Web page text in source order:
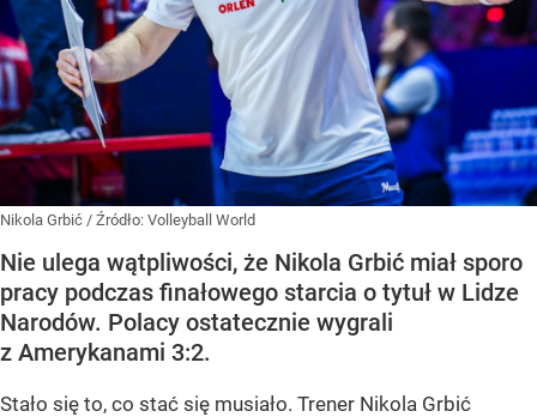
Nikola Grbić / Źródło: Volleyball World
Nie ulega wątpliwości, że Nikola Grbić miał sporo
pracy podczas finałowego starcia o tytuł w Lidze
Narodów. Polacy ostatecznie wygrali
z Amerykanami 3:2.
Stało się to, co stać się musiało. Trener Nikola Grbić